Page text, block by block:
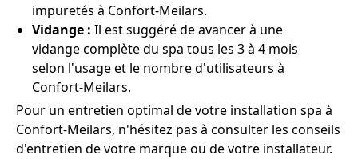
impuretés à Confort-Meilars.
Vidange : Il est suggéré de avancer à une
vidange complète du spa tous les 3 à 4 mois
selon l'usage et le nombre d'utilisateurs à
Confort-Meilars.
Pour un entretien optimal de votre installation spa à
Confort-Meilars, n'hésitez pas à consulter les conseils
d'entretien de votre marque ou de votre installateur.